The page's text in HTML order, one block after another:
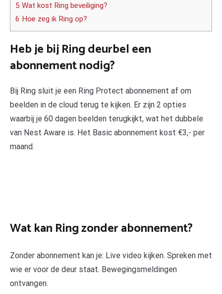
5 Wat kost Ring beveiliging?
6 Hoe zeg ik Ring op?
Heb je bij Ring deurbel een
abonnement nodig?
Bij Ring sluit je een Ring Protect abonnement af om
beelden in de cloud terug te kijken. Er zijn 2 opties
waarbij je 60 dagen beelden terugkijkt, wat het dubbele
van Nest Aware is. Het Basic abonnement kost €3,- per
maand.
Wat kan Ring zonder abonnement?
Zonder abonnement kan je: Live video kijken. Spreken met
wie er voor de deur staat. Bewegingsmeldingen
ontvangen.